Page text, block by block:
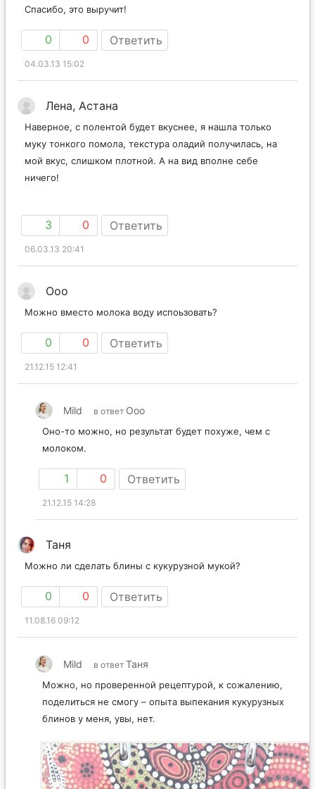
Спасибо, это выручит!
0 0 Ответить
04.03.13 15:02
Лена, Астана
Наверное, с полентой будет вкуснее, я нашла только
муку тонкого помола, текстура оладий получилась, на
мой вкус, слишком плотной. А на вид вполне себе
ничего!
3 0 Ответить
06.03.13 20:41
Ooo
Можно вместо молока воду испоьзовать?
0 0 Ответить
21.12.15 12:41
Mild в ответ Ooo
Оно-то можно, но результат будет похуже, чем с
молоком.
1 0 Ответить
21.12.15 14:28
Таня
Можно ли сделать блины с кукурузной мукой?
0 0 Ответить
11.08.16 09:12
Mild в ответ Таня
Можно, но проверенной рецептурой, к сожалению,
поделиться не смогу – опыта выпекания кукурузных
блинов у меня, увы, нет.